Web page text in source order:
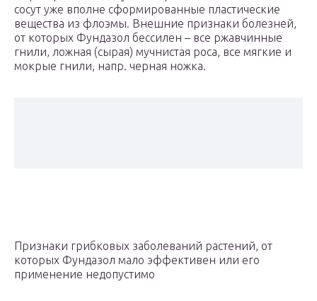
сосут уже вполне сформированные пластические
вещества из флоэмы. Внешние признаки болезней,
от которых Фундазол бессилен – все ржавчинные
гнили, ложная (сырая) мучнистая роса, все мягкие и
мокрые гнили, напр. черная ножка.
Признаки грибковых заболеваний растений, от
которых Фундазол мало эффективен или его
применение недопустимо